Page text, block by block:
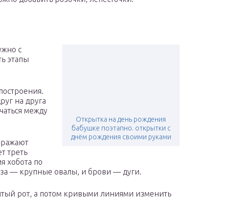
Открытка на день рождения
бабушке поэтапно. открытки с
днём рождения своими руками
с
этапы
на друга
между
треть
хобота по
— крупные овалы, и брови — дуги.
рот, а потом кривыми линиями изменить